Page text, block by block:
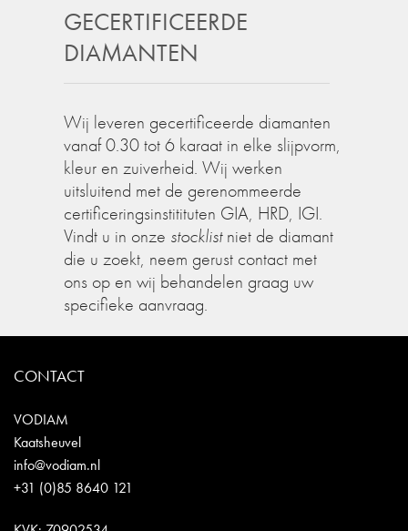
GECERTIFICEERDE
DIAMANTEN
Wij leveren gecertificeerde diamanten
vanaf 0.30 tot 6 karaat in elke slijpvorm,
kleur en zuiverheid. Wij werken
uitsluitend met de gerenommeerde
certificeringsinstitituten GIA, HRD, IGI.
Vindt u in onze stocklistniet de diamant
die u zoekt, neem gerust contact met
ons op en wij behandelen graag uw
specifieke aanvraag.
CONTACT
VODIAM
Kaatsheuvel
info@vodiam.nl
+31 (0)85 8640 121